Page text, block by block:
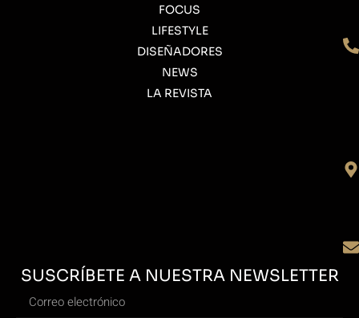
FOCUS
LIFESTYLE
DISEÑADORES
NEWS
LA REVISTA
SUSCRÍBETE A NUESTRA NEWSLETTER